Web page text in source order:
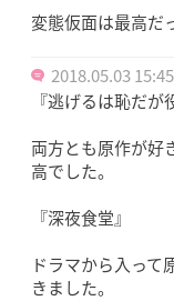
変態仮面は最高だ
2018.05.03 15:45
『逃げるは恥だが
両方とも原作が好
高でした。
『深夜食堂』
ドラマから入って
きました。